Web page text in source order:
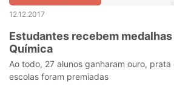
12.12.2017
Estudantes recebem medalhas
Química
Ao todo, 27 alunos ganharam ouro,
escolas foram premiadas